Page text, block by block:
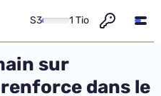
S3 1 Tio
sur
dans le